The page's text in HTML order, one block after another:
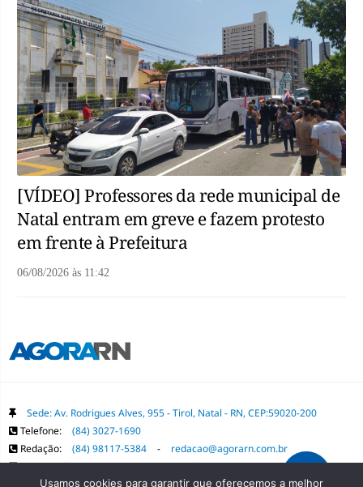
[VÍDEO] Professores da rede municipal de
Natal entram em greve e fazem protesto
em frente à Prefeitura
06/08/2026 às 11:42
Sede: Av. Rodrigues Alves, 955 - Tirol, Natal - RN, CEP:59020-200
Telefone:
(84) 3027-1690
Redação:
(84) 98117-5384 -
redacao@agorarn.com.br
Comercial: (84) 98117-1718 - publica@agorarn.com.br
Usamos cookies para garantir que oferecemos a melhor